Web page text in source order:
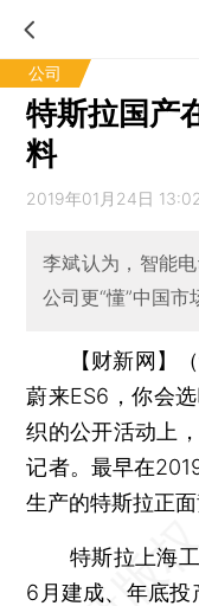
公司
特斯拉国产
料
2019年01月24日 13:02
李斌认为，智能
公司更“懂”中国市
【财新网】
蔚来ES6，你会
织的公开活动上
记者。最早在
生产的特斯拉正面
特斯拉上海工
6月建成、年底